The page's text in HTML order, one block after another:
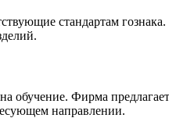
стандартам гознака.
обучение. Фирма
направлении.